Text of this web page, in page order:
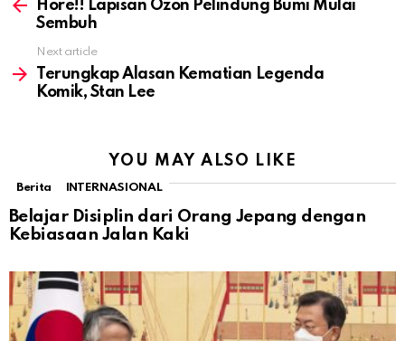
moreHore!! Lapisan Ozon Pelindung Bumi Mulai
Sembuh
Next article
Terungkap Alasan Kematian Legenda
Komik, Stan Lee
YOU MAY ALSO LIKE
Berita INTERNASIONAL
Belajar Disiplin dari Orang Jepang dengan
Kebiasaan Jalan Kaki